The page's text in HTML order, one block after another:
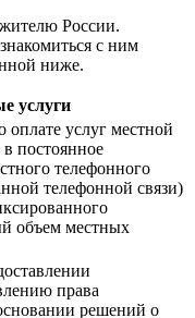
России.
с ним
ниже.
услуги
услуг местной
в постоянное
телефонного
телефонной связи)
объем местных
права
решений о